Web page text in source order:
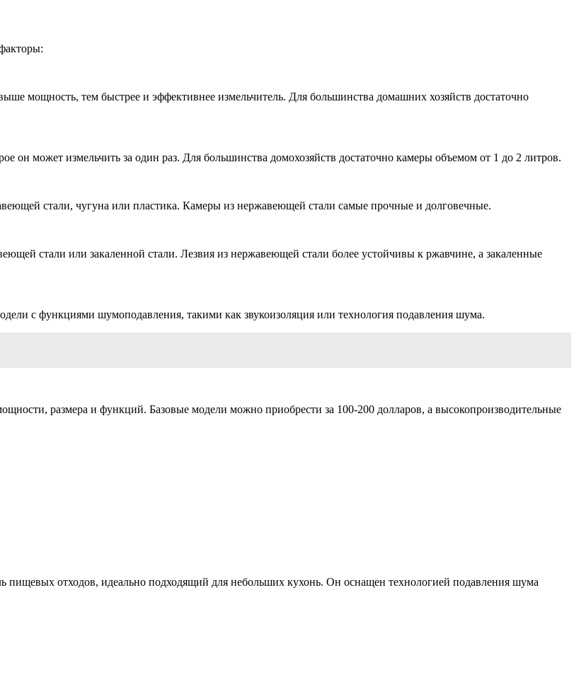
мощность, тем быстрее и эффективнее измельчитель. Для большинства домашних хозяйств достаточно
он может измельчить за один раз. Для большинства домохозяйств достаточно камеры объемом от 1 до 2 литров.
стали, чугуна или пластика. Камеры из нержавеющей стали самые прочные и долговечные.
стали или закаленной стали. Лезвия из нержавеющей стали более устойчивы к ржавчине, а закаленные
с функциями шумоподавления, такими как звукоизоляция или технология подавления шума.
размера и функций. Базовые модели можно приобрести за 100-200 долларов, а высокопроизводительные
отходов, идеально подходящий для небольших кухонь. Он оснащен технологией подавления шума